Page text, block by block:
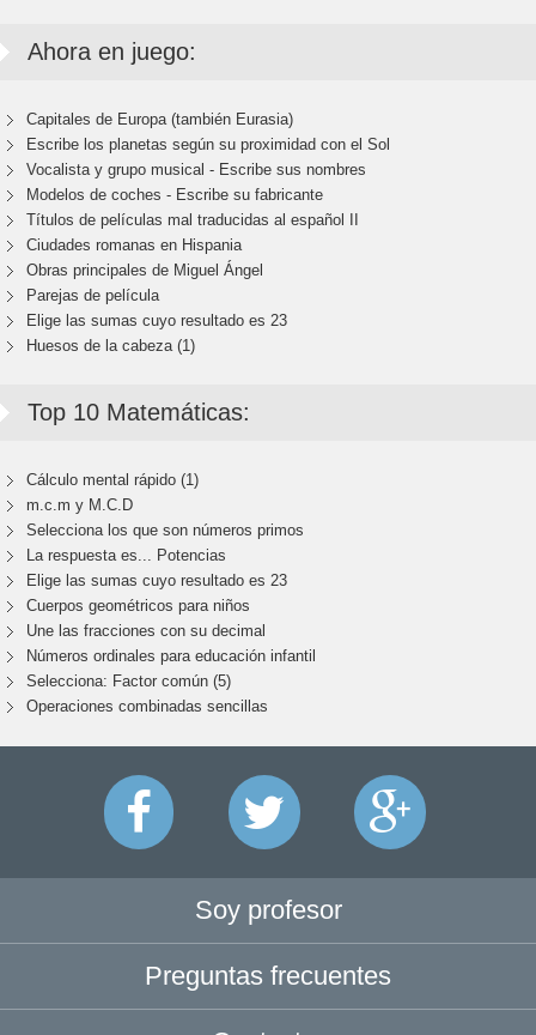
Ahora en juego:
Capitales de Europa (también Eurasia)
Escribe los planetas según su proximidad con el Sol
Vocalista y grupo musical - Escribe sus nombres
Modelos de coches - Escribe su fabricante
Títulos de películas mal traducidas al español II
Ciudades romanas en Hispania
Obras principales de Miguel Ángel
Parejas de película
Elige las sumas cuyo resultado es 23
Huesos de la cabeza (1)
Top 10 Matemáticas:
Cálculo mental rápido (1)
m.c.m y M.C.D
Selecciona los que son números primos
La respuesta es... Potencias
Elige las sumas cuyo resultado es 23
Cuerpos geométricos para niños
Une las fracciones con su decimal
Números ordinales para educación infantil
Selecciona: Factor común (5)
Operaciones combinadas sencillas
Soy profesor
Preguntas frecuentes